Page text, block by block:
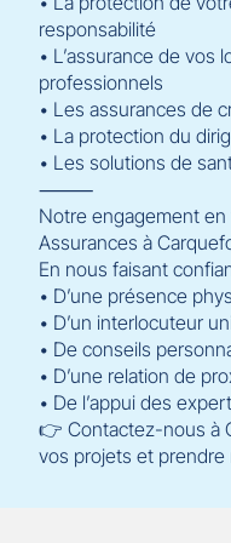
responsabilité
• L’assurance de vos
professionnels
• Les assurances de
• La protection du
• Les solutions de
⸻
Notre engagement en
Assurances à
En nous faisant
• D’une présence
• D’un interlocuteur
• De conseils
• D’une relation de
• De l’appui des
👉 Contactez-nous à
vos projets et